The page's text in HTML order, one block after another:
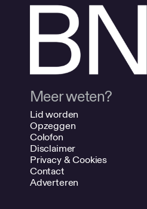
Meer weten?
Lid worden
Opzeggen
Colofon
Disclaimer
Privacy & Cookies
Contact
Adverteren